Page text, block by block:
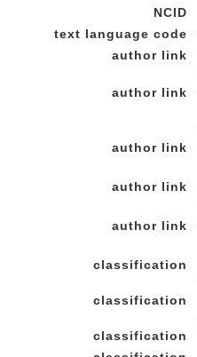
NCID
text language code
author link
author link
author link
author link
author link
classification
classification
classification